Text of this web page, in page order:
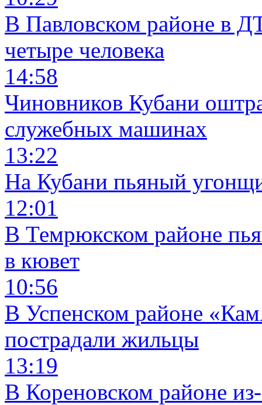
В Павловском районе в
четыре человека
14:58
Чиновников Кубани
служебных машинах
13:22
На Кубани пьяный
12:01
В Темрюкском районе
в кювет
10:56
В Успенском районе
пострадали жильцы
13:19
В Кореновском районе